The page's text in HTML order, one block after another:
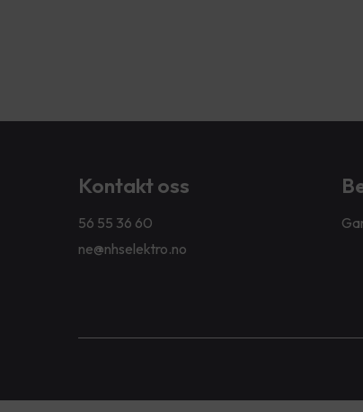
Kontakt oss
56 55 36 60
ne@nhselektro.no